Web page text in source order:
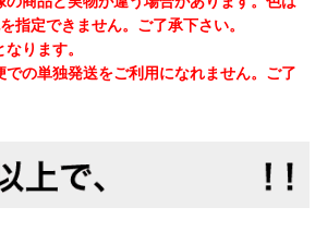
指定できません。ご了承下さい。
ります。
の単独発送をご利用になれません。ご了